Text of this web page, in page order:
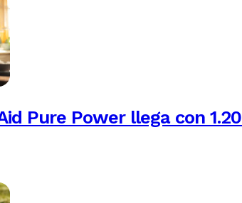
Pure Power llega con